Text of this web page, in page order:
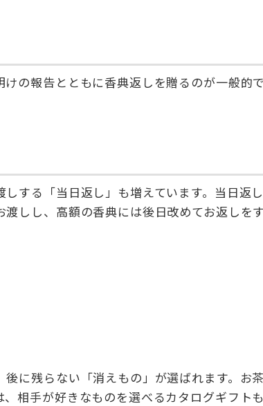
の報告とともに香典返しを贈るのが一般的で
する「当日返し」も増えています。当日返
しし、高額の香典には後日改めてお返しを
に残らない「消えもの」が選ばれます。お
相手が好きなものを選べるカタログギフト